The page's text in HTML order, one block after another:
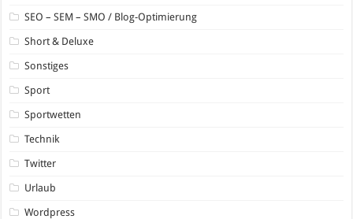
SEO – SEM – SMO / Blog-Optimierung
Short & Deluxe
Sonstiges
Sport
Sportwetten
Technik
Twitter
Urlaub
Wordpress